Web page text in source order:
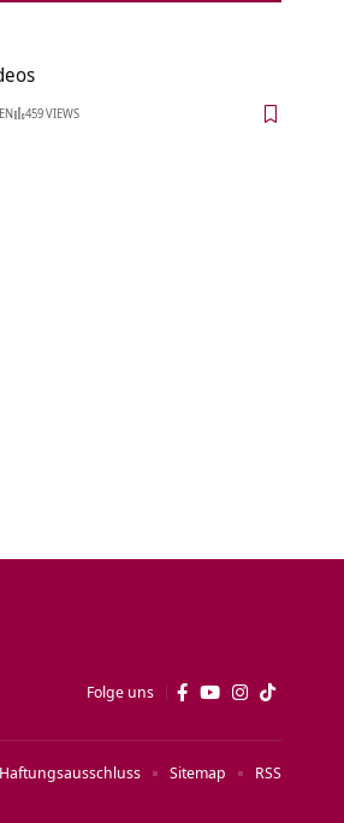
459 VIEWS
Folge uns
Haftungsausschluss Sitemap RSS